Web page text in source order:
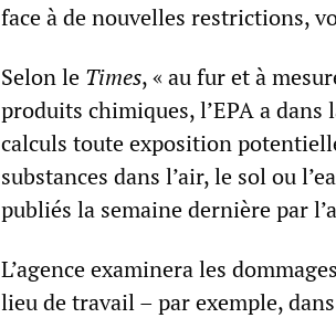
face à de nouvelles restrictions,
Selon le Times, « au fur et à
produits chimiques, l’EPA a dans
calculs toute exposition
substances dans l’air, le sol ou
publiés la semaine dernière par
L’agence examinera les
lieu de travail – par exemple,